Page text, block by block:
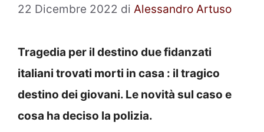
22 Dicembre 2022 di Alessandro Artuso
Tragedia per il destino due fidanzati
italiani trovati morti in casa : il tragico
destino dei giovani. Le novità sul caso e
cosa ha deciso la polizia.